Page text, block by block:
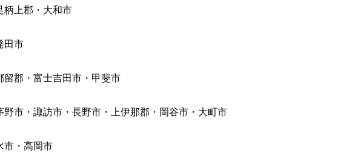
柄上郡・大和市
田市
郡・富士吉田市・甲斐市
市・諏訪市・長野市・上伊那郡・岡谷市・大町市
・高岡市